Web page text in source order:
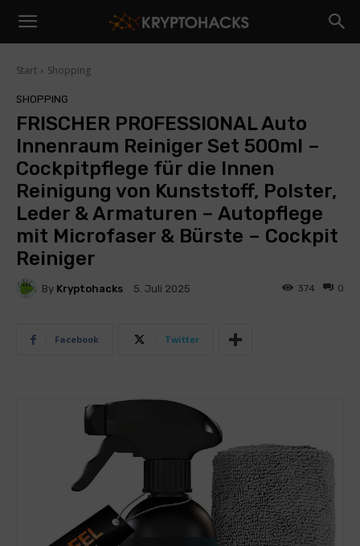
Start Shopping
SHOPPING
FRISCHER PROFESSIONAL Auto
Innenraum Reiniger Set 500ml –
Cockpitpflege für die Innen
Reinigung von Kunststoff, Polster,
Leder & Armaturen – Autopflege
mit Microfaser & Bürste – Cockpit
Reiniger
By Kryptohacks 5. Juli 2025 0
374
Facebook Twitter